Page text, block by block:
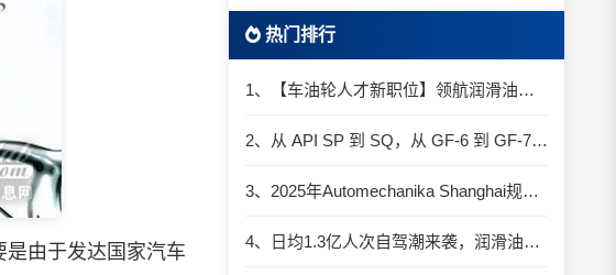
由于发达国家汽车
热门排行
1、【车油轮人才新职位】领航润滑油优质职位招聘
2、从 API SP 到 SQ，从 GF-6 到 GF-7：润滑油技术壁垒再升高，你准备好了吗？
3、2025年Automechanika Shanghai规模再度扩大：首次启用国家会展中心（上海）全部15个展馆
4、日均1.3亿人次自驾潮来袭，润滑油行业解锁增长新密码​